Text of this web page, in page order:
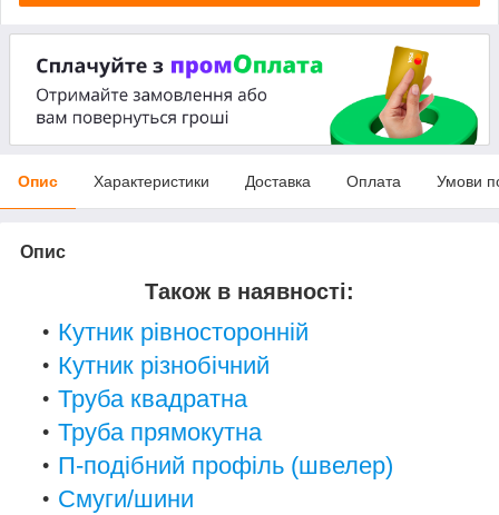
Опис Характеристики Доставка Оплата Умови
Опис
Також в наявності:
Кутник рівносторонній
Кутник різнобічний
Труба квадратна
Труба прямокутна
П-подібний профіль (швелер)
Смуги/шини